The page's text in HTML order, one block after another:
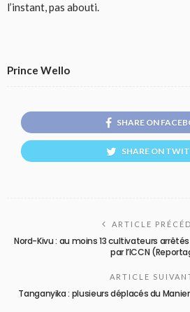
l’instant, pas abouti.
Prince Wello
SHARE ON
SHARE ON
ARTICLE
Nord-Kivu : au moins 13 cultivateurs
par l’ICCN
ARTICLE
Tanganyika : plusieurs déplacés du